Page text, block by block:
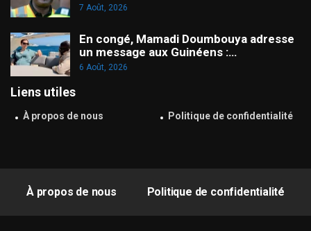
7 Août, 2026
En congé, Mamadi Doumbouya adresse
un message aux Guinéens :…
6 Août, 2026
Liens utiles
À propos de nous Politique de confidentialité
À propos de nous Politique de confidentialité